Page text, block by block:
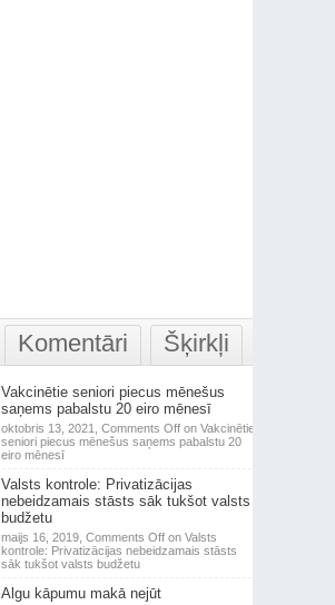
Komentāri Šķirkļi
Vakcinētie seniori piecus mēnešus
saņems pabalstu 20 eiro mēnesī
oktobris 13, 2021, Comments Offon Vakcinētie
seniori piecus mēnešus saņems pabalstu 20
eiro mēnesī
Valsts kontrole: Privatizācijas
nebeidzamais stāsts sāk tukšot valsts
budžetu
maijs 16, 2019, Comments Offon Valsts
kontrole: Privatizācijas nebeidzamais stāsts
sāk tukšot valsts budžetu
Algu kāpumu makā nejūt